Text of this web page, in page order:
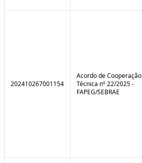
202410267001154
Acordo de Cooperação
Técnica nº 22/2025 -
FAPEG/SEBRAE